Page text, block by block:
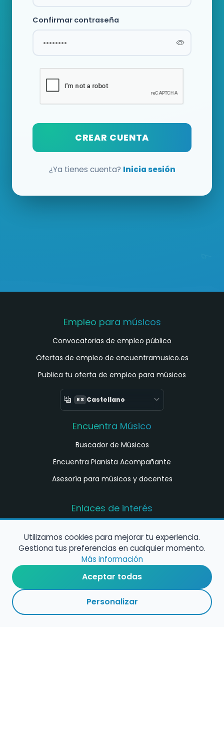
Confirmar contraseña
CREAR CUENTA
¿Ya tienes cuenta? Inicia sesión
Empleo para músicos
Convocatorias de empleo público
Ofertas de empleo de encuentramusico.es
Publica tu oferta de empleo para músicos
ES Castellano
Encuentra Músico
Buscador de Músicos
Encuentra Pianista Acompañante
Asesoría para músicos y docentes
Enlaces de interés
música en España
Configura alertas de empleo
Contacta con nosotros
Utilizamos cookies para mejorar tu experiencia.
Gestiona tus preferencias en cualquier momento.
Más información
Aceptar todas
Personalizar